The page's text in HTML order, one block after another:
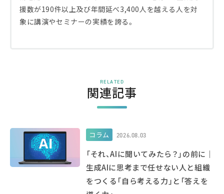
援数が190件以上及び年間延べ3,400人を越える人を対
象に講演やセミナーの実績を誇る。
RELATED
関連記事
コラム 2026.08.03
「それ、AIに聞いてみたら？」の前に｜
生成AIに思考まで任せない人と組織
をつくる「自ら考える力」と「答えを